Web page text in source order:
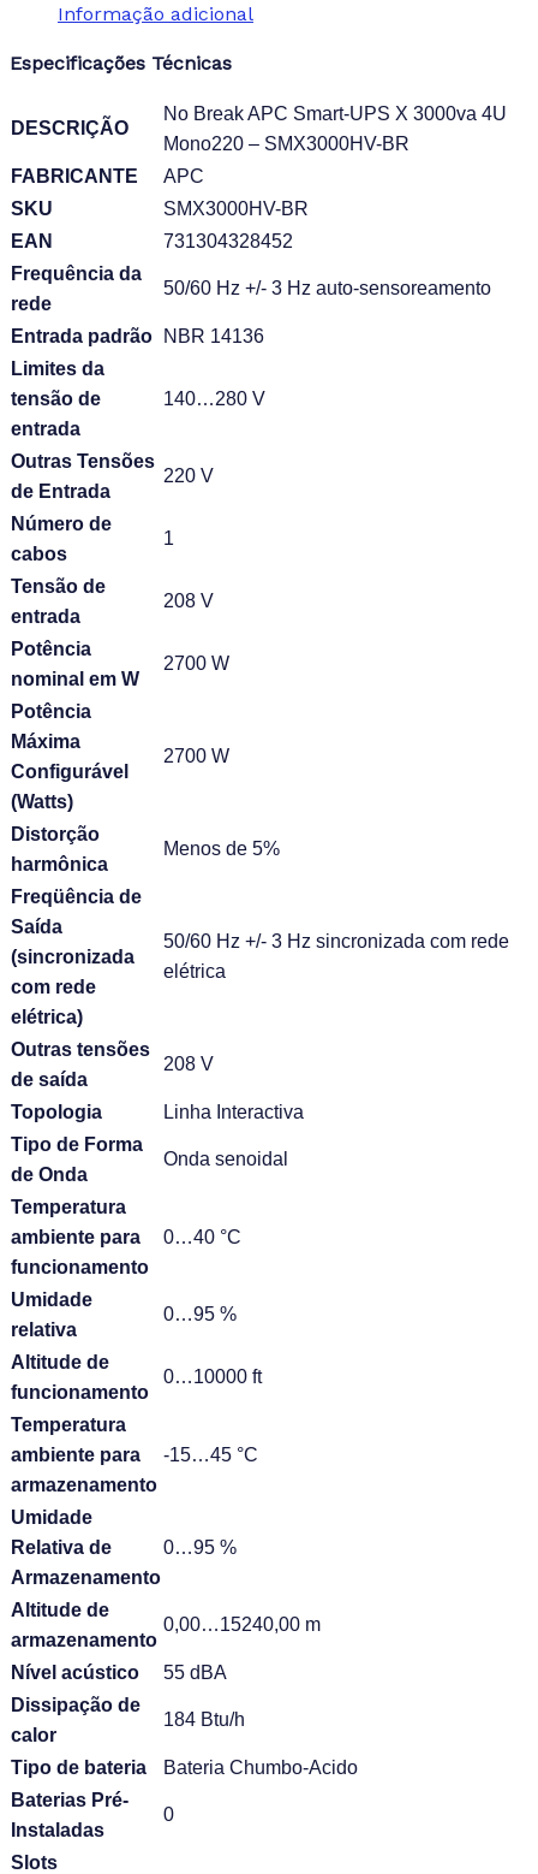
Informação adicional
Especificações Técnicas
DESCRIÇÃO
No Break APC Smart-UPS X 3000va 4U
Mono220 – SMX3000HV-BR
FABRICANTE
APC
SKU
SMX3000HV-BR
EAN
731304328452
Frequência da
rede
50/60 Hz +/- 3 Hz auto-sensoreamento
Entrada padrão
NBR 14136
Limites da
tensão de
entrada
140…280 V
Outras Tensões
de Entrada
220 V
Número de
cabos
1
Tensão de
entrada
208 V
Potência
nominal em W
2700 W
Potência
Máxima
Configurável
(Watts)
2700 W
Distorção
harmônica
Menos de 5%
Freqüência de
Saída
(sincronizada
com rede
elétrica)
50/60 Hz +/- 3 Hz sincronizada com rede
elétrica
Outras tensões
de saída
208 V
Topologia
Linha Interactiva
Tipo de Forma
de Onda
Onda senoidal
Temperatura
ambiente para
funcionamento
0…40 °C
Umidade
relativa
0…95 %
Altitude de
funcionamento
0…10000 ft
Temperatura
ambiente para
armazenamento
-15…45 °C
Umidade
Relativa de
Armazenamento
0…95 %
Altitude de
armazenamento
0,00…15240,00 m
Nível acústico
55 dBA
Dissipação de
calor
184 Btu/h
Tipo de bateria
Bateria Chumbo-Acido
Baterias Pré-
Instaladas
0
Slots